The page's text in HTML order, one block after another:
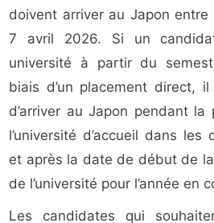
doivent arriver au Japon entre
7 avril 2026. Si un
université à partir du
biais d’un placement direct,
d’arriver au Japon pendant
l’université d’accueil dans
et après la date de début de
de l’université pour l’année en
Les candidates qui